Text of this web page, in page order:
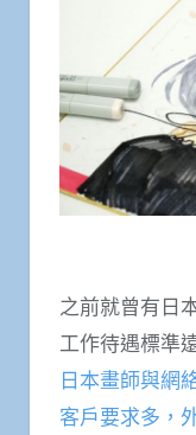
之前就曾有日
工作待遇標準
日本畫師與網
客戶要求多，